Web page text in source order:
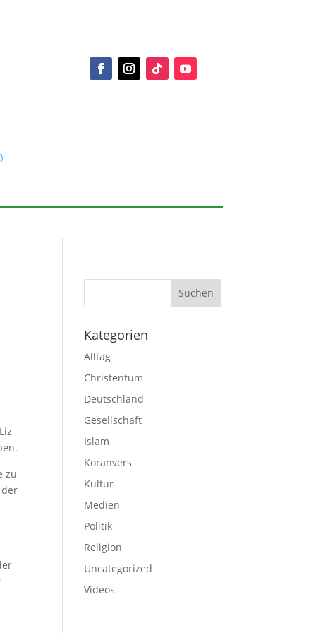
zu
Kategorien
Alltag
Christentum
Deutschland
Gesellschaft
Islam
Koranvers
Kultur
Medien
Politik
Religion
Uncategorized
Videos